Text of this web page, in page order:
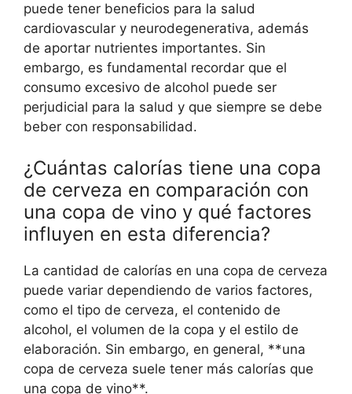
puede tener beneficios para la salud
cardiovascular y neurodegenerativa, además
de aportar nutrientes importantes. Sin
embargo, es fundamental recordar que el
consumo excesivo de alcohol puede ser
perjudicial para la salud y que siempre se debe
beber con responsabilidad.
¿Cuántas calorías tiene una copa
de cerveza en comparación con
una copa de vino y qué factores
influyen en esta diferencia?
La cantidad de calorías en una copa de cerveza
puede variar dependiendo de varios factores,
como el tipo de cerveza, el contenido de
alcohol, el volumen de la copa y el estilo de
elaboración. Sin embargo, en general, **una
copa de cerveza suele tener más calorías que
una copa de vino**.